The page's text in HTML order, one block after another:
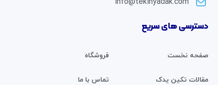
دسترسی های سریع
صفحه نخست فروشگاه
مقالات تکین یدک تماس با ما